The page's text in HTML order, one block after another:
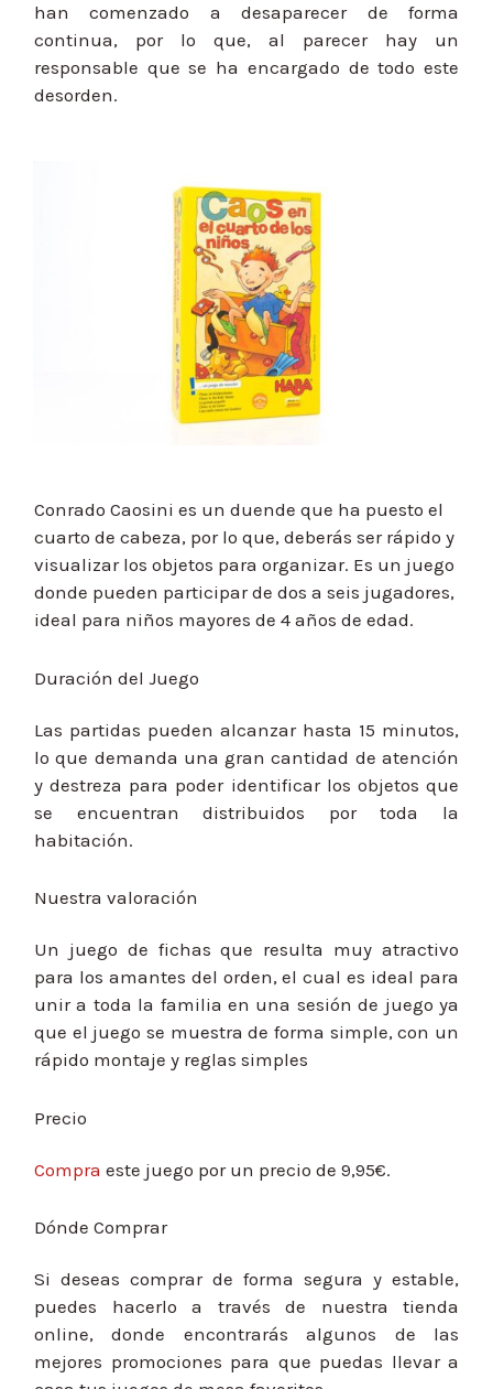
han comenzado a desaparecer de forma
continua, por lo que, al parecer hay un
responsable que se ha encargado de todo este
desorden.
Conrado Caosini es un duende que ha puesto el
cuarto de cabeza, por lo que, deberás ser rápido y
visualizar los objetos para organizar. Es un juego
donde pueden participar de dos a seis jugadores,
ideal para niños mayores de 4 años de edad.
Duración del Juego
Las partidas pueden alcanzar hasta 15 minutos,
lo que demanda una gran cantidad de atención
y destreza para poder identificar los objetos que
se encuentran distribuidos por toda la
habitación.
Nuestra valoración
Un juego de fichas que resulta muy atractivo
para los amantes del orden, el cual es ideal para
unir a toda la familia en una sesión de juego ya
que el juego se muestra de forma simple, con un
rápido montaje y reglas simples
Precio
Compra este juego por un precio de 9,95€.
Dónde Comprar
Si deseas comprar de forma segura y estable,
puedes hacerlo a través de nuestra tienda
online, donde encontrarás algunos de las
mejores promociones para que puedas llevar a